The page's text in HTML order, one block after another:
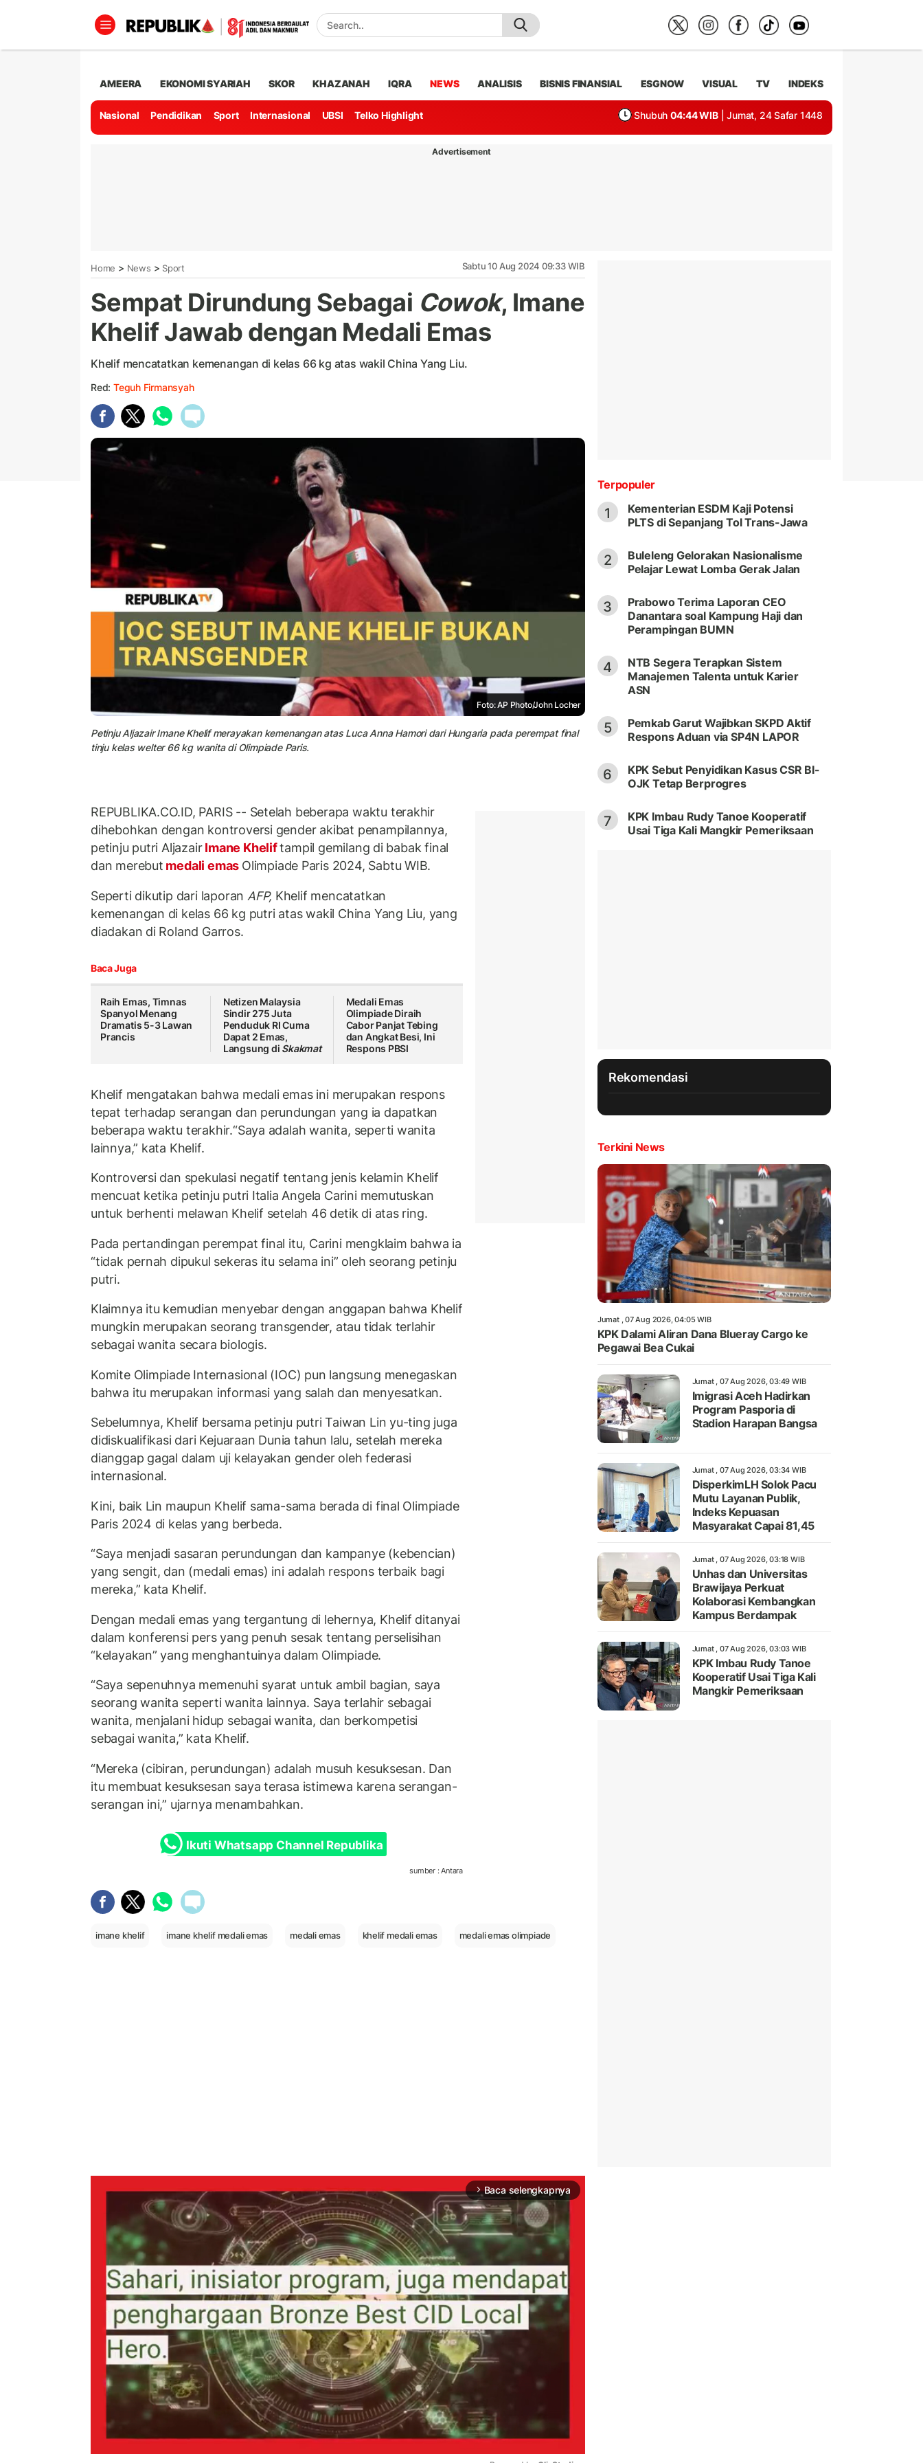
AMEERA EKONOMI SYARIAH SKOR KHAZANAH IQRA NEWS ANALISIS BISNIS FINANSIAL ESGNOW VISUAL TV INDEKS
Nasional Pendidikan Sport Internasional UBSI Telko Highlight Shubuh 04:44 WIB | Jumat, 24 Safar 1448
Advertisement
Home > News > Sport Sabtu 10 Aug 2024 09:33 WIB
Sempat Dirundung Sebagai Cowok, Imane
Khelif Jawab dengan Medali Emas
Khelif mencatatkan kemenangan di kelas 66 kg atas wakil China Yang Liu.
Red: Teguh Firmansyah
Foto: AP Photo/John Locher
Petinju Aljazair Imane Khelif merayakan kemenangan atas Luca Anna Hamori dari Hungaria pada perempat final
tinju kelas welter 66 kg wanita di Olimpiade Paris.
REPUBLIKA.CO.ID, PARIS -- Setelah beberapa waktu terakhir
dihebohkan dengan kontroversi gender akibat penampilannya,
petinju putri AljazairImane Kheliftampil gemilang di babak final
dan merebut medali emas Olimpiade Paris 2024, Sabtu WIB.
Seperti dikutip dari laporan AFP, Khelif mencatatkan
kemenangan di kelas 66 kg putri atas wakil China Yang Liu, yang
diadakan di Roland Garros.
Baca Juga
Raih Emas, Timnas
Spanyol Menang
Dramatis 5-3 Lawan
Prancis
Netizen Malaysia
Sindir 275 Juta
Penduduk RI Cuma
Dapat 2 Emas,
Langsung di Skakmat
Medali Emas
Olimpiade Diraih
Cabor Panjat Tebing
dan Angkat Besi, Ini
Respons PBSI
Khelif mengatakan bahwa medali emas ini merupakan respons
tepat terhadap serangan dan perundungan yang ia dapatkan
beberapa waktu terakhir.“Saya adalah wanita, seperti wanita
lainnya,” kata Khelif.
Kontroversi dan spekulasi negatif tentang jenis kelamin Khelif
mencuat ketika petinju putri Italia Angela Carini memutuskan
untuk berhenti melawan Khelif setelah 46 detik di atas ring.
Pada pertandingan perempat final itu, Carini mengklaim bahwa ia
“tidak pernah dipukul sekeras itu selama ini” oleh seorang petinju
putri.
Klaimnya itu kemudian menyebar dengan anggapan bahwa Khelif
mungkin merupakan seorang transgender, atau tidak terlahir
sebagai wanita secara biologis.
Komite Olimpiade Internasional (IOC) pun langsung menegaskan
bahwa itu merupakan informasi yang salah dan menyesatkan.
Sebelumnya, Khelif bersama petinju putri Taiwan Lin yu-ting juga
didiskualifikasi dari Kejuaraan Dunia tahun lalu, setelah mereka
dianggap gagal dalam uji kelayakan gender oleh federasi
internasional.
Kini, baik Lin maupun Khelif sama-sama berada di final Olimpiade
Paris 2024 di kelas yang berbeda.
“Saya menjadi sasaran perundungan dan kampanye (kebencian)
yang sengit, dan (medali emas) ini adalah respons terbaik bagi
mereka,” kata Khelif.
Dengan medali emas yang tergantung di lehernya, Khelif ditanyai
dalam konferensi pers yang penuh sesak tentang perselisihan
“kelayakan” yang menghantuinya dalam Olimpiade.
“Saya sepenuhnya memenuhi syarat untuk ambil bagian, saya
seorang wanita seperti wanita lainnya. Saya terlahir sebagai
wanita, menjalani hidup sebagai wanita, dan berkompetisi
sebagai wanita,” kata Khelif.
“Mereka (cibiran, perundungan) adalah musuh kesuksesan. Dan
itu membuat kesuksesan saya terasa istimewa karena serangan-
serangan ini,” ujarnya menambahkan.
Ikuti Whatsapp Channel Republika
sumber : Antara
imane khelif imane khelif medali emas medali emas khelif medali emas medali emas olimpiade
arrow_forward_ios Baca selengkapnya
Terpopuler
1
Kementerian ESDM Kaji Potensi
PLTS di Sepanjang Tol Trans-Jawa
2
Buleleng Gelorakan Nasionalisme
Pelajar Lewat Lomba Gerak Jalan
3
Prabowo Terima Laporan CEO
Danantara soal Kampung Haji dan
Perampingan BUMN
4
NTB Segera Terapkan Sistem
Manajemen Talenta untuk Karier
ASN
5
Pemkab Garut Wajibkan SKPD Aktif
Respons Aduan via SP4N LAPOR
6
KPK Sebut Penyidikan Kasus CSR BI-
OJK Tetap Berprogres
7
KPK Imbau Rudy Tanoe Kooperatif
Usai Tiga Kali Mangkir Pemeriksaan
Rekomendasi
Terkini News
Jumat , 07 Aug 2026, 04:05 WIB
KPK Dalami Aliran Dana Blueray Cargo ke
Pegawai Bea Cukai
Jumat , 07 Aug 2026, 03:49 WIB
Imigrasi Aceh Hadirkan
Program Pasporia di
Stadion Harapan Bangsa
Jumat , 07 Aug 2026, 03:34 WIB
DisperkimLH Solok Pacu
Mutu Layanan Publik,
Indeks Kepuasan
Masyarakat Capai 81,45
Jumat , 07 Aug 2026, 03:18 WIB
Unhas dan Universitas
Brawijaya Perkuat
Kolaborasi Kembangkan
Kampus Berdampak
Jumat , 07 Aug 2026, 03:03 WIB
KPK Imbau Rudy Tanoe
Kooperatif Usai Tiga Kali
Mangkir Pemeriksaan